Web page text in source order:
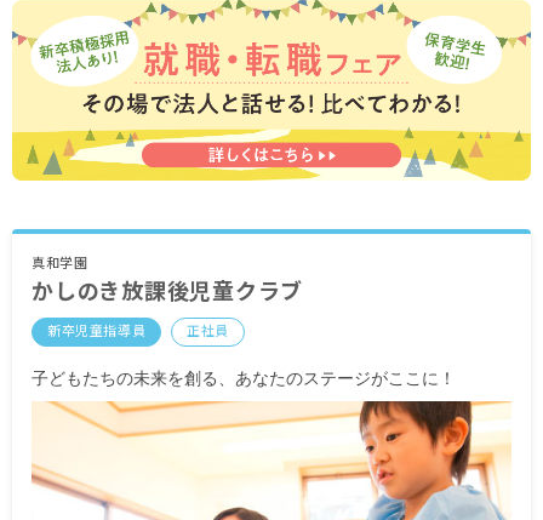
～16,900円を含みます（超過分別途支給）
・別途支給手当
交通費（1カ月分の定期券代を支給、上限あり）
昇給年1回（教室の実績により支給）
賞与年2回（教室の実績により支給）
※ベースアップ・賞与は、配属先教室の売上に応
入社1年目／3,120,000円＋賞与0.5カ月程度（前年
実績）
入社3年目／3,200,000円＋賞与1.5カ月程度（前年
経験5年以上／3,360,000円～（月給280,000円～
300,000円）可能＋賞与
真和学園
かしのき放課後児童クラブ
新卒児童指導員 正社員
子どもたちの未来を創る、あなたのステージがここに！